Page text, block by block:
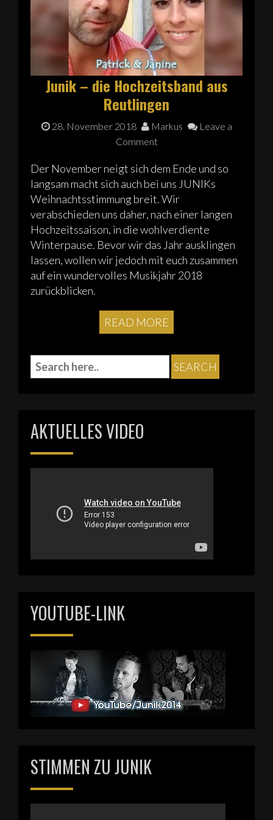
Junik – die Hochzeitsband aus
Reutlingen
28. November 2018 Markus
Leave a
Comment
Der November neigt sich dem Ende und so
langsam macht sich auch bei uns JUNIKs
Weihnachtsstimmung breit. Wir
verabschieden uns daher, nach einer langen
Hochzeitssaison, in die wohlverdiente
Winterpause. Bevor wir das Jahr ausklingen
lassen, wollen wir jedoch mit euch zusammen
auf ein wundervolles Musikjahr 2018
zurückblicken.
READ MORE
AKTUELLES VIDEO
YOUTUBE-LINK
STIMMEN ZU JUNIK